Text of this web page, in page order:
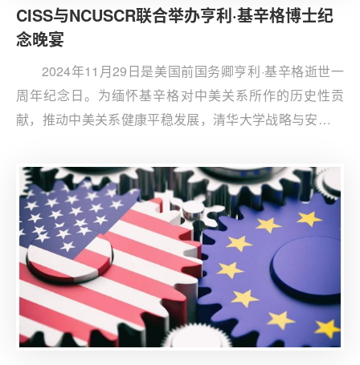
CISS与NCUSCR联合举办亨利·基辛格博士纪
念晚宴
2024年11月29日是美国前国务卿亨利·基辛格逝世一
周年纪念日。为缅怀基辛格对中美关系所作的历史性贡
献，推动中美关系健康平稳发展，清华大学战略与安全研
2024年11月21日在京联合举办亨利·基辛格博士纪念晚
宴。